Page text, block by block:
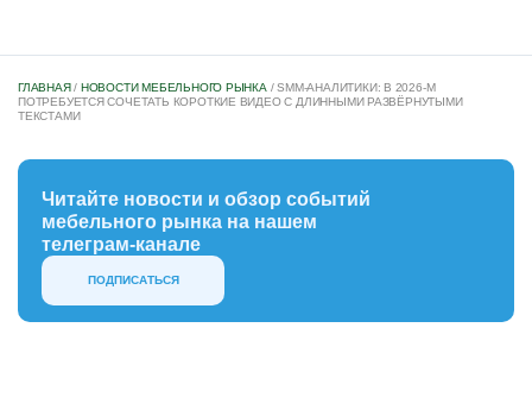
ГЛАВНАЯ/ НОВОСТИ МЕБЕЛЬНОГО РЫНКА /SMM-АНАЛИТИКИ: В 2026-М
ПОТРЕБУЕТСЯ СОЧЕТАТЬ КОРОТКИЕ ВИДЕО С ДЛИННЫМИ РАЗВЁРНУТЫМИ
ТЕКСТАМИ
Читайте новости и обзор событий
мебельного рынка на нашем
телеграм-канале
ПОДПИСАТЬСЯ